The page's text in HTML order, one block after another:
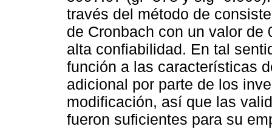
través del método de
de Cronbach con un valor de
alta confiabilidad. En tal
función a las características
adicional por parte de los
modificación, así que las
fueron suficientes para su